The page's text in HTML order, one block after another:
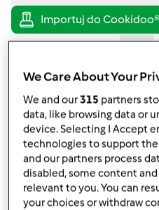
TM 31
Dodaj do
podziel
We Care About Your
We and our315 partners
data, like browsing data or
device. Selecting I Accept
technologies to support
and our partners process
disabled, some content
relevant to you. You can
your choices or withdraw